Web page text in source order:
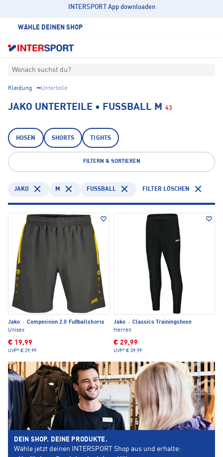
INTERSPORT App downloaden
WÄHLE DEINEN SHOP
Wonach suchst du?
Kleidung Unterteile
JAKO UNTERTEILE • FUSSBALL M 43
HOSEN SHORTS TIGHTS
FILTERN & SORTIEREN
JAKO M FUSSBALL FILTER LÖSCHEN
Jako · Competition 2.0 Fußballshorts
Unisex
€ 19,99
UVP* € 29,99
Jako · Classico Trainingshose
Herren
€ 29,99
UVP* € 39,99
DEIN SHOP. DEINE PRODUKTE.
Wähle jetzt deinen INTERSPORT Shop aus und erhalte: